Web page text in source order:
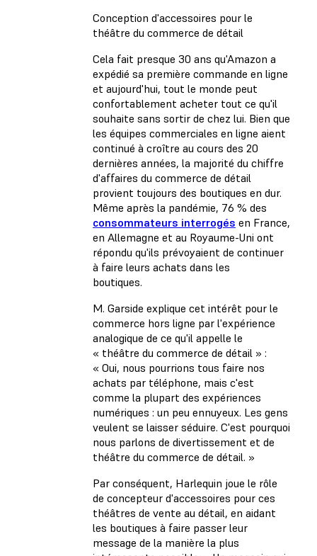
Conception d'accessoires pour le
théâtre du commerce de détail
Cela fait presque 30 ans qu'Amazon a
expédié sa première commande en ligne
et aujourd'hui, tout le monde peut
confortablement acheter tout ce qu'il
souhaite sans sortir de chez lui. Bien que
les équipes commerciales en ligne aient
continué à croître au cours des 20
dernières années, la majorité du chiffre
d'affaires du commerce de détail
provient toujours des boutiques en dur.
Même après la pandémie, 76 % des
consommateurs interrogés en France,
en Allemagne et au Royaume-Uni ont
répondu qu'ils prévoyaient de continuer
à faire leurs achats dans les
boutiques.
M. Garside explique cet intérêt pour le
commerce hors ligne par l'expérience
analogique de ce qu'il appelle le
« théâtre du commerce de détail » :
« Oui, nous pourrions tous faire nos
achats par téléphone, mais c'est
comme la plupart des expériences
numériques : un peu ennuyeux. Les gens
veulent se laisser séduire. C'est pourquoi
nous parlons de divertissement et de
théâtre du commerce de détail. »
Par conséquent, Harlequin joue le rôle
de concepteur d'accessoires pour ces
théâtres de vente au détail, en aidant
les boutiques à faire passer leur
message de la manière la plus